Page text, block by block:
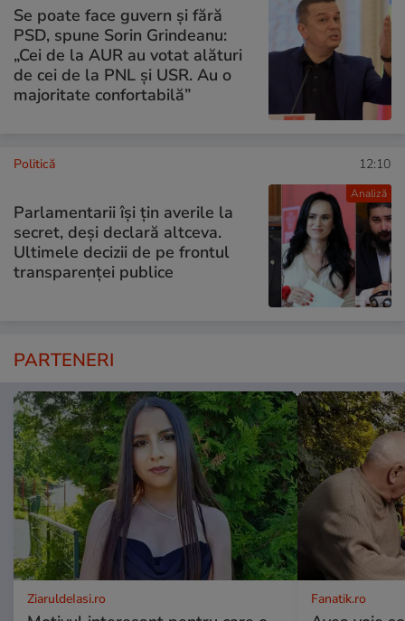
Se poate face guvern și fără
PSD, spune Sorin Grindeanu:
„Cei de la AUR au votat alături
de cei de la PNL şi USR. Au o
majoritate confortabilă”
Analiză
Politică 12:10
Parlamentarii își țin averile la
secret, deși declară altceva.
Ultimele decizii de pe frontul
transparenței publice
PARTENERI
ZiaruldeIasi.ro Fanatik.ro